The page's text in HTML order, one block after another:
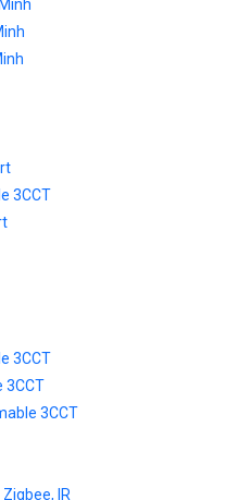
3CCT
3CCT
3CCT
3CCT
IR